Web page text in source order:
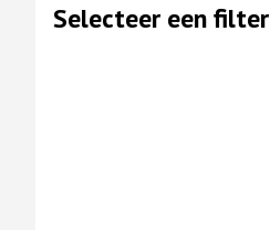
Selecteer een filter